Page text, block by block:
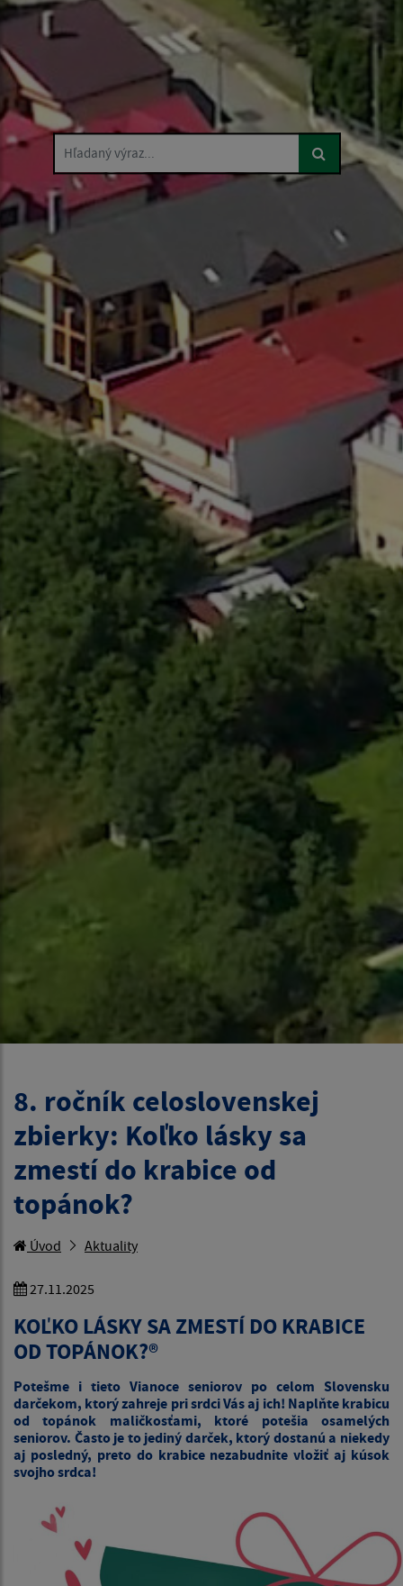
Hľadaný výraz...
8. ročník celoslovenskej
zbierky: Koľko lásky sa
zmestí do krabice od
topánok?
Úvod Aktuality
27.11.2025
KOĽKO LÁSKY SA ZMESTÍ DO KRABICE
OD TOPÁNOK?®
Potešme i tieto Vianoce seniorov po celom Slovensku
darčekom, ktorý zahreje pri srdci Vás aj ich! Naplňte krabicu
od topánok maličkosťami, ktoré potešia osamelých
seniorov. Často je to jediný darček, ktorý dostanú a niekedy
aj posledný, preto do krabice nezabudnite vložiť aj kúsok
svojho srdca!